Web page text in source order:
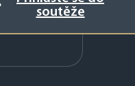
soutěže